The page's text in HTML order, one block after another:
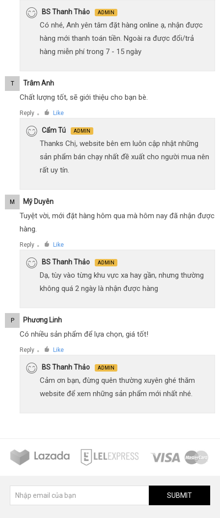
BS Thanh Thảo ADMIN
Có nhé, Anh yên tâm đặt hàng online ạ, nhận được
hàng mới thanh toán tiền. Ngoài ra được đổi/trả
hàng miễn phí trong 7 - 15 ngày
T Trâm Anh
Chất lượng tốt, sẽ giới thiệu cho bạn bè.
Reply ● Like
Cẩm Tú ADMIN
Thanks Chị, website bên em luôn cập nhật những
sản phẩm bán chạy nhất đề xuất cho người mua nên
rất uy tín.
M Mỹ Duyên
Tuyệt vời, mới đặt hàng hôm qua mà hôm nay đã nhận được
hàng.
Reply ● Like
BS Thanh Thảo ADMIN
Dạ, tùy vào từng khu vực xa hay gần, nhưng thường
không quá 2 ngày là nhận được hàng
P Phương Linh
Có nhiều sản phẩm để lựa chọn, giá tốt!
Reply ● Like
BS Thanh Thảo ADMIN
Cảm ơn bạn, đừng quên thường xuyên ghé thăm
website để xem những sản phẩm mới nhất nhé.
SUBMIT